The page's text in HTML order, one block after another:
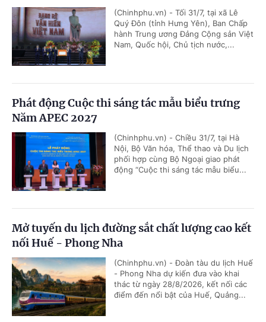
(Chinhphu.vn) - Tối 31/7, tại xã Lê
Quý Đôn (tỉnh Hưng Yên), Ban Chấp
hành Trung ương Đảng Cộng sản Việt
Nam, Quốc hội, Chủ tịch nước,...
Phát động Cuộc thi sáng tác mẫu biểu trưng
Năm APEC 2027
(Chinhphu.vn) - Chiều 31/7, tại Hà
Nội, Bộ Văn hóa, Thể thao và Du lịch
phối hợp cùng Bộ Ngoại giao phát
động “Cuộc thi sáng tác mẫu biểu...
Mở tuyến du lịch đường sắt chất lượng cao kết
nối Huế - Phong Nha
(Chinhphu.vn) - Đoàn tàu du lịch Huế
- Phong Nha dự kiến đưa vào khai
thác từ ngày 28/8/2026, kết nối các
điểm đến nổi bật của Huế, Quảng...